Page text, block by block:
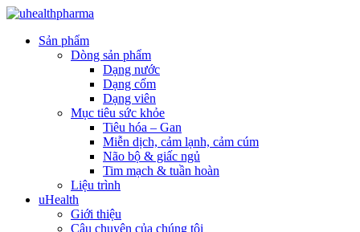
Sản phẩm
Dòng sản phẩm
Dạng nước
Dạng cốm
Dạng viên
Mục tiêu sức khỏe
Tiêu hóa – Gan
Miễn dịch, cảm lạnh, cảm cúm
Não bộ & giấc ngủ
Tim mạch & tuần hoàn
Liệu trình
uHealth
Giới thiệu
Câu chuyện của chúng tôi